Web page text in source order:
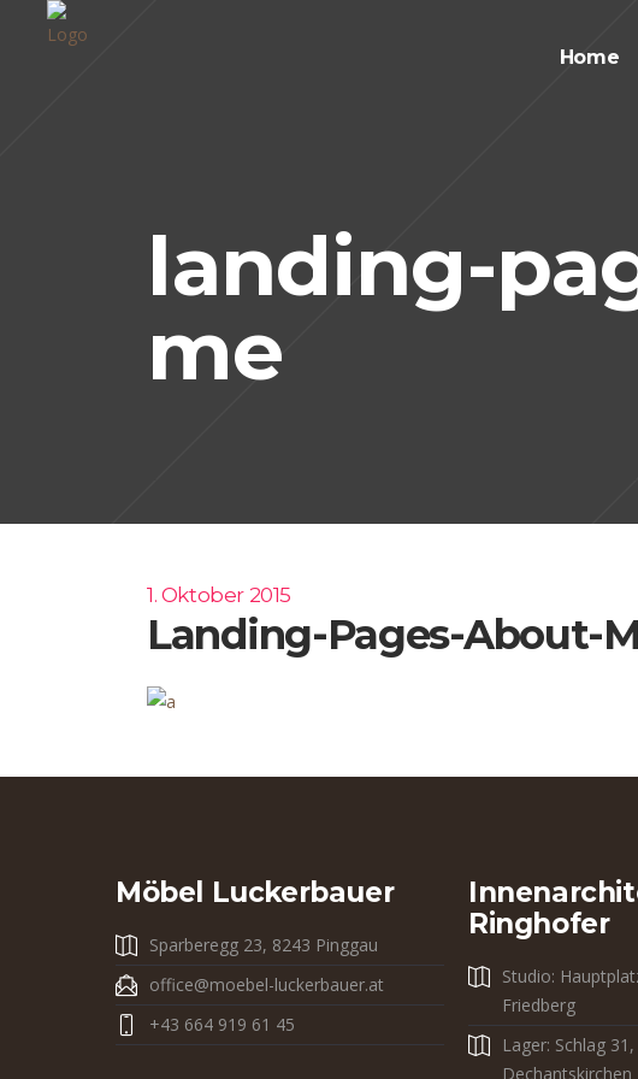
Home
landing-
me
1. Oktober 2015
Landing-Pages-About-
Möbel Luckerbauer
Sparberegg 23, 8243 Pinggau
office@moebel-luckerbauer.at
+43 664 919 61 45
Ringhofer
Studio:
Friedberg
Lager: Schlag 31,
Dechantskirchen